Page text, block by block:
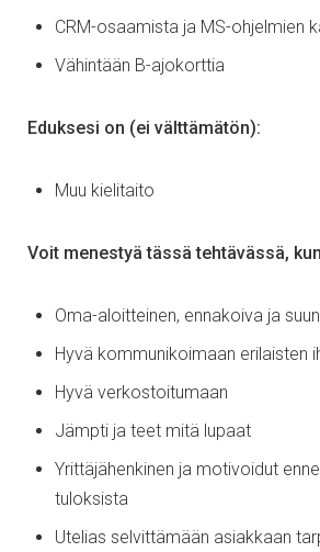
CRM-osaamista ja MS-ohjelmien
Vähintään B-ajokorttia
Eduksesi on (ei välttämätön):
Muu kielitaito
Voit menestyä tässä tehtävässä,
Oma-aloitteinen, ennakoiva ja
Hyvä kommunikoimaan erilaisten
Hyvä verkostoitumaan
Jämpti ja teet mitä lupaat
Yrittäjähenkinen ja motivoidut
tuloksista
Utelias selvittämään asiakkaan